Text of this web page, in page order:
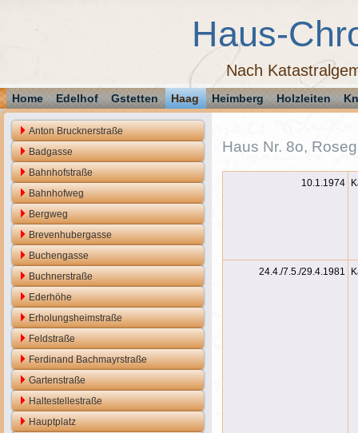
Haus-
Nach
Home Edelhof Gstetten Haag Heimberg Holzleiten
Anton Brucknerstraße
Badgasse
Bahnhofstraße
Bahnhofweg
Bergweg
Brevenhubergasse
Buchengasse
Buchnerstraße
Ederhöhe
Erholungsheimstraße
Feldstraße
Ferdinand Bachmayrstraße
Gartenstraße
Haltestellestraße
Hauptplatz
Haus Nr. 8o,
10.1.1974
24.4./7.5./29.4.1981